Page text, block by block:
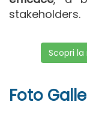
stakeholders.
Scopri
Foto